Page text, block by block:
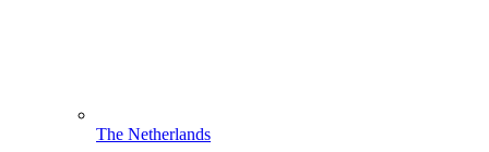
The Netherlands